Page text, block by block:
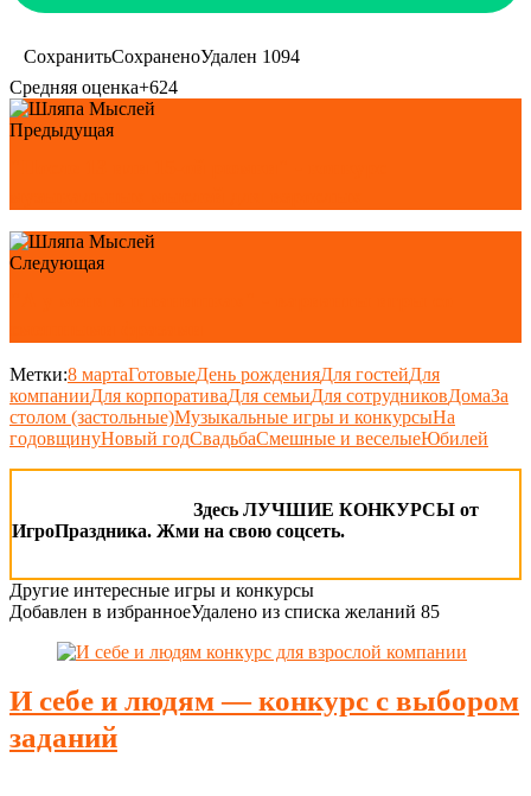
СохранитьСохраненоУдален 1094
Средняя оценка+624
Предыдущая
Следующая
Метки:8 мартаГотовыеДень рожденияДля гостейДля
компанииДля корпоративаДля семьиДля сотрудниковДомаЗа
столом (застольные)Музыкальные игры и конкурсыНа
годовщинуНовый годСвадьбаСмешные и веселыеЮбилей
Здесь ЛУЧШИЕ КОНКУРСЫ от
ИгроПраздника. Жми на свою соцсеть.
Другие интересные игры и конкурсы
Добавлен в избранноеУдалено из списка желаний 85
И себе и людям — конкурс с выбором
заданий